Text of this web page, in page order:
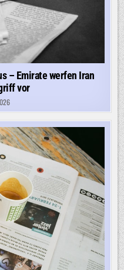
– Emirate werfen Iran
vor